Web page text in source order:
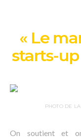
« Le
starts-
PHOTO DE LA
On soutient et